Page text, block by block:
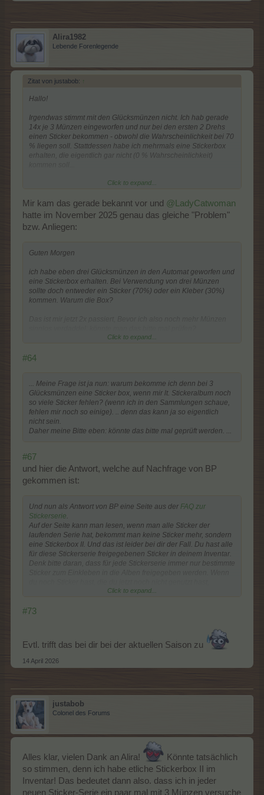
Alira1982
Lebende Forenlegende
Zitat von justabob: ↑
Hallo!
Irgendwas stimmt mit den Glücksmünzen nicht. Ich hab gerade
14x je 3 Münzen eingeworfen und nur bei den ersten 2 Drehs
einen Sticker bekommen - obwohl die Wahrscheinlichkeit bei 70
% liegen soll. Stattdessen habe ich mehrmals eine Stickerbox
erhalten, die eigentlich gar nicht (0 % Wahrscheinlichkeit)
Und ich hab extra im Stickeralbum nachgeschaut: Mir fehlen
Click to expand...
Mir kam das gerade bekannt vor und @LadyCatwoman
hatte im November 2025 genau das gleiche "Problem"
bzw. Anliegen:
Guten Morgen
ich habe eben drei Glücksmünzen in den Automat geworfen und
eine Stickerbox erhalten. Bei Verwendung von drei Münzen
sollte doch entweder ein Sticker (70%) oder ein Kleber (30%)
kommen. Warum die Box?
weil: die Box will ich nicht - und Sticker habe ich sicher noch
Dankeschön
Click to expand...
#64
... Meine Frage ist ja nun: warum bekomme ich denn bei 3
Glücksmünzen eine Sticker box, wenn mir lt. Stickeralbum noch
so viele Sticker fehlen? (wenn ich in den Sammlungen schaue,
fehlen mir noch so einige). .. denn das kann ja so eigentlich
nicht sein.
Daher meine Bitte eben: könnte das bitte mal geprüft werden. ...
#67
und hier die Antwort, welche auf Nachfrage von BP
gekommen ist:
Und nun als Antwort von BP eine Seite aus der FAQ zur
Stickerserie
Auf der Seite kann man lesen, wenn man alle Sticker der
laufenden Serie hat, bekommt man keine Sticker mehr, sondern
eine Stickerbox II. Und das ist leider bei dir der Fall. Du hast alle
für diese Stickerserie freigegebenen Sticker in deinem Inventar.
Denk bitte daran, dass für jede Stickerserie immer nur bestimmte
gehören sie zu den Stickern, die für die laufende Serie nicht
Das heißt dann für dich, dass du in dieser Serie keine Sticker
Das ist jeweils die doppelte Menge wie Stickerbox I bringen
kann.
Click to expand...
#73
Evtl. trifft das bei dir bei der aktuellen Saison zu
14 April 2026
justabob
Colonel des Forums
Alles klar, vielen Dank an Alira!
Könnte tatsächlich
so stimmen, denn ich habe etliche Stickerbox II im
Inventar! Das bedeutet dann also. dass ich in jeder
neuen Sticker-Serie ein paar mal mit 3 Münzen versuche